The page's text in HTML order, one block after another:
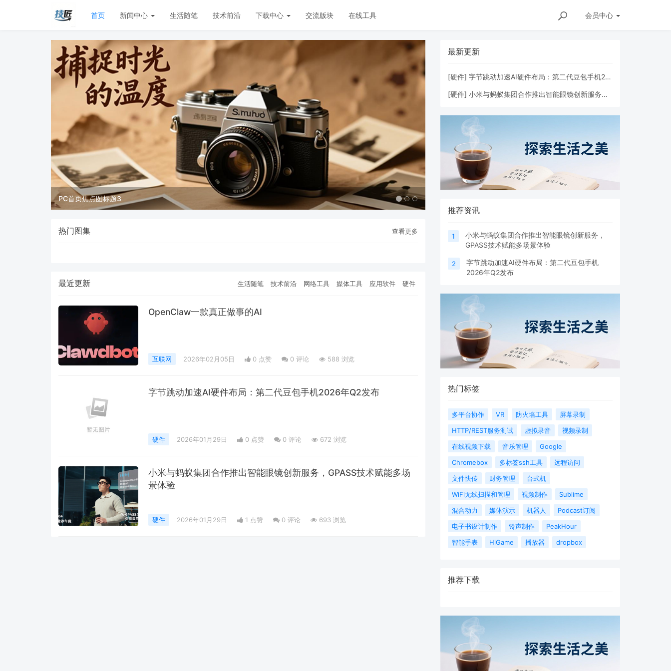
会员中心
首页 新闻中心 生活随笔 技术前沿 下载中心 交流版块 在线工具
PC首页焦点图标题3
热门图集 查看更多
最近更新 生活随笔 技术前沿 网络工具 媒体工具 应用软件 硬件
OpenClaw一款真正做事的AI
互联网 2026年02月05日 0 点赞 0 评论 588 浏览
字节跳动加速AI硬件布局：第二代豆包手机2026年Q2发布
硬件 2026年01月29日 0 点赞 0 评论 672 浏览
小米与蚂蚁集团合作推出智能眼镜创新服务，GPASS技术赋能多场
景体验
硬件 2026年01月29日 1 点赞 0 评论 693 浏览
最新更新
[硬件] 字节跳动加速AI硬件布局：第二代豆包手机2026年Q2发布
[硬件] 小米与蚂蚁集团合作推出智能眼镜创新服务，GPASS技术赋能多场景体验
推荐资讯
1
小米与蚂蚁集团合作推出智能眼镜创新服务，
GPASS技术赋能多场景体验
2
字节跳动加速AI硬件布局：第二代豆包手机
2026年Q2发布
热门标签
多平台协作 VR 防火墙工具
屏幕录制
HTTP/REST服务测试
虚拟录音
视频录制
在线视频下载
音乐管理
Google
Chromebox
多标签ssh工具
远程访问
文件快传
财务管理
台式机
WiFi无线扫描和管理
视频制作
Sublime
混合动力
媒体演示 机器人
Podcast订阅
电子书设计制作
铃声制作
PeakHour
智能手表
HiGame 播放器 dropbox
推荐下载